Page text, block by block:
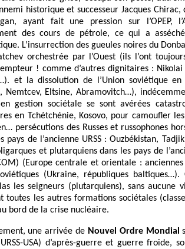
historique et successeur Jacques
ayant fait une pression sur l’OPEP,
des cours de pétrole, ce qui a
L’insurrection des gueules noires du
orchestrée par l’Ouest (ils l’ont
! comme d’autres dignitaires : Nikolai
et la dissolution de l’Union soviétique
Nemtcev, Eltsine, Abramovitch…),
en gestion sociétale se sont avérées
en Tchétchénie, Kosovo, pour camoufler
persécutions des Russes et russophones
pays de l’ancienne URSS : Ouzbékistan,
et plutarquiens dans les pays de
(Europe centrale et orientale : anciennes
(Ukraine, républiques
les seigneurs (plutarquiens), sans aucune
les autres formations sociétales
bord de la crise nucléaire.
une arrivée de Nouvel Ordre Mondial
USA) d’après-guerre et guerre froide,